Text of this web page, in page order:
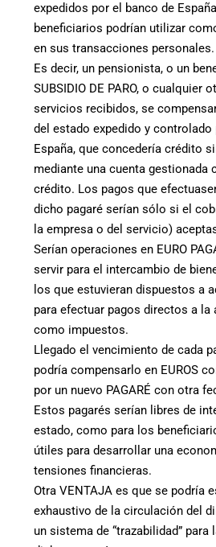
expedidos por el banco de
beneficiarios podrían utilizar
en sus transacciones personales.
Es decir, un pensionista, o un
SUBSIDIO DE PARO, o cualquier
servicios recibidos, se
del estado expedido y controlado
España, que concedería crédito
mediante una cuenta gestionada
crédito. Los pagos que
dicho pagaré serían sólo si el
la empresa o del servicio)
Serían operaciones en EURO
servir para el intercambio de
los que estuvieran dispuestos a
para efectuar pagos directos a la
como impuestos.
Llegado el vencimiento de cada
podría compensarlo en EUROS
por un nuevo PAGARÉ con otra
Estos pagarés serían libres de
estado, como para los
útiles para desarrollar una
tensiones financieras.
Otra VENTAJA es que se podría
exhaustivo de la circulación del
un sistema de “trazabilidad”